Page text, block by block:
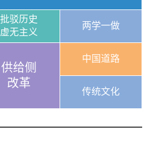
批驳历史
虚无主义
两学一做
供给侧
改革
中国道路
传统文化